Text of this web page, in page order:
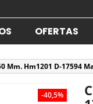
OFERTAS
Mm. Hm1201 D-17594
-40,5%